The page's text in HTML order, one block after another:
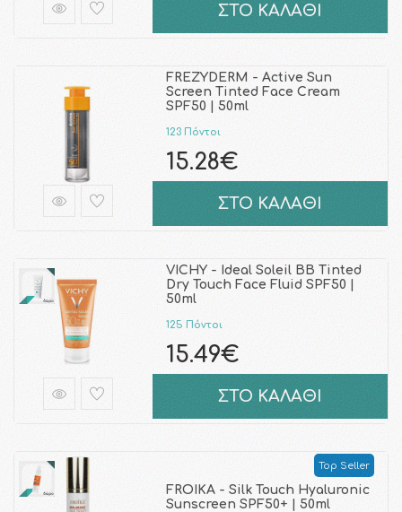
ΣΤΟ ΚΑΛΑΘΙ
FREZYDERM - Active Sun
Screen Tinted Face Cream
SPF50 | 50ml
123 Πόντοι
15.28€
ΣΤΟ ΚΑΛΑΘΙ
VICHY - Ideal Soleil BB Tinted
Dry Touch Face Fluid SPF50 |
50ml
125 Πόντοι
15.49€
ΣΤΟ ΚΑΛΑΘΙ
Top Seller
FROIKA - Silk Touch Hyaluronic
Sunscreen SPF50+ | 50ml